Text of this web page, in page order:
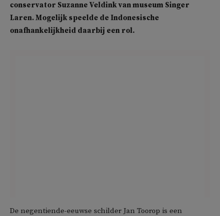
conservator Suzanne Veldink van museum Singer
Laren. Mogelijk speelde de Indonesische
onafhankelijkheid daarbij een rol.
De negentiende-eeuwse schilder Jan Toorop is een